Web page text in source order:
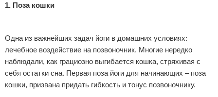
1. Поза кошки
Одна из важнейших задач йоги в домашних условиях:
лечебное воздействие на позвоночник. Многие нередко
наблюдали, как грациозно выгибается кошка, стряхивая с
себя остатки сна. Первая поза йоги для начинающих – поза
кошки, призвана придать гибкость и тонус позвоночнику.